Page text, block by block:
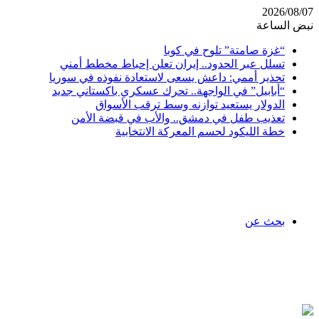
2026/08/07
نبض الساعة
“غزة صامتة” تلوح في كوبا
تسلل عبر الحدود.. إيران تعلن إحباط مخطط أمني
تحذير أممي: داعش يسعى لاستعادة نفوذه في سوريا
“أبابيل” في الواجهة.. تحرك عسكري باكستاني جديد
الدولار يستعيد توازنه وسط ترقب الأسواق
تعذيب طفل في دمشق.. والأب في قبضة الأمن
خطة الليكود لحسم المعركة الانتخابية
بحث عن